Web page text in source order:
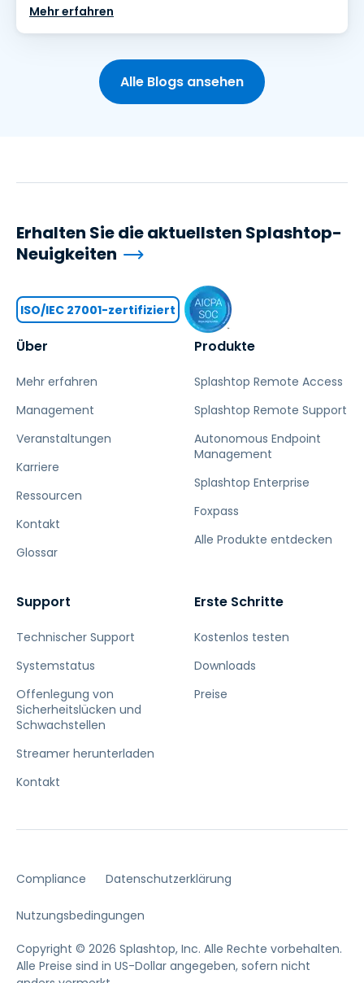
Mehr erfahren
Alle Blogs ansehen
Über
Mehr erfahren
Management
Veranstaltungen
Karriere
Ressourcen
Kontakt
Glossar
Produkte
Splashtop Remote Access
Splashtop Remote Support
Autonomous Endpoint
Management
Splashtop Enterprise
Foxpass
Alle Produkte entdecken
Support
Technischer Support
Systemstatus
Offenlegung von
Sicherheitslücken und
Schwachstellen
Streamer herunterladen
Kontakt
Erste Schritte
Kostenlos testen
Downloads
Preise
Erhalten Sie die aktuellsten Splashtop-
Neuigkeiten
ISO/IEC 27001-zertifiziert
Compliance Datenschutzerklärung
Nutzungsbedingungen
Copyright © 2026 Splashtop, Inc. Alle Rechte vorbehalten.
Alle Preise sind in US-Dollar angegeben, sofern nicht